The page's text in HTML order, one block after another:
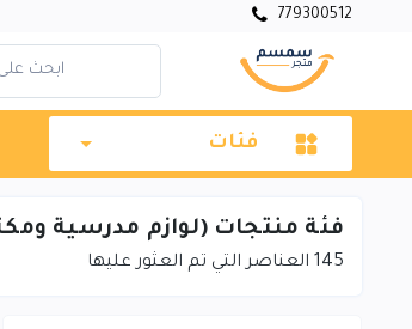
779300512
فئات
فئة منتجات (لوازم مدرسية
145 العناصر التي تم العثور عليها